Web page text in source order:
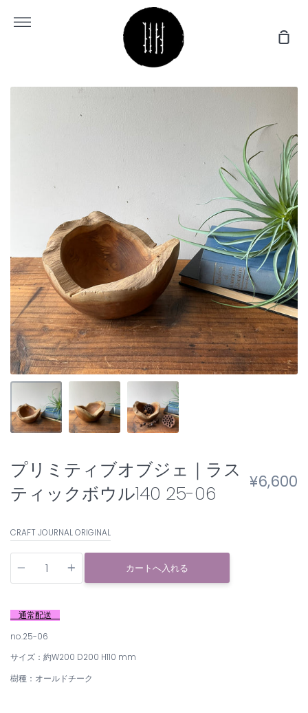
More
プリミティブオブジェ｜ラス
ティックボウル140 25-06
¥6,600
CRAFT JOURNAL ORIGINAL
個
カートへ入れる
通常配送
no.25-06
サイズ： 約W200 D200 H110 mm
樹種：オールドチーク